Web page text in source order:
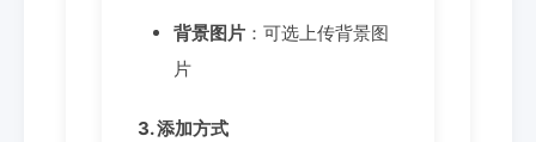
背景图片 ：可选上传背景图
片
3. 添加方式